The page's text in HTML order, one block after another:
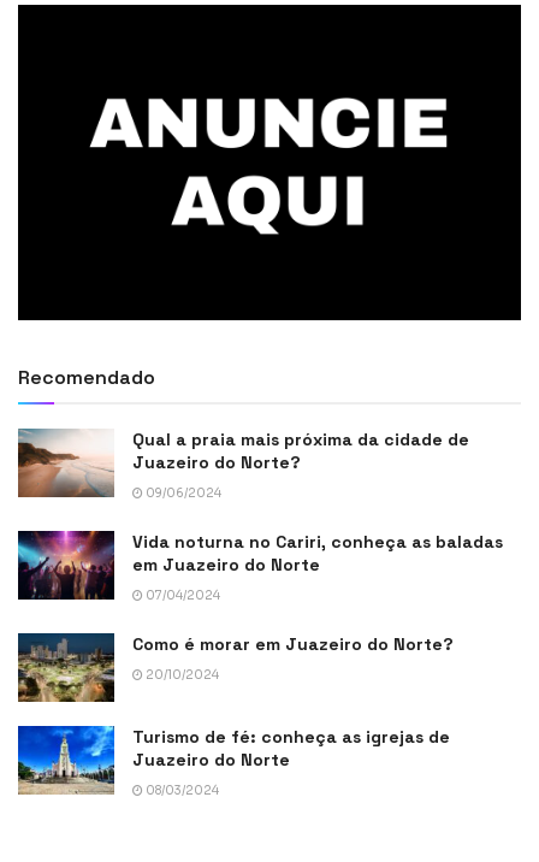
Recomendado
Qual a praia mais próxima da cidade de
Juazeiro do Norte?
09/06/2024
Vida noturna no Cariri, conheça as baladas
em Juazeiro do Norte
07/04/2024
Como é morar em Juazeiro do Norte?
20/10/2024
Turismo de fé: conheça as igrejas de
Juazeiro do Norte
08/03/2024